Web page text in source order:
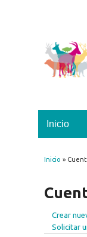
Se
Inicio »
Crear
Solicitar